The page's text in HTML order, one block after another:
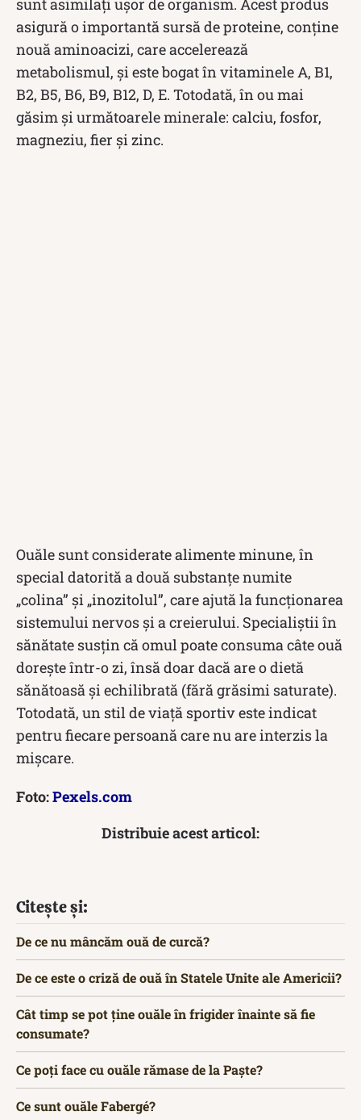
asigură o importantă sursă de proteine, conţine
nouă aminoacizi, care accelerează
metabolismul, și este bogat în vitaminele A, B1,
B2, B5, B6, B9, B12, D, E. Totodată, în ou mai
găsim și următoarele minerale: calciu, fosfor,
magneziu, fier şi zinc.
Ouăle sunt considerate alimente minune, în
special datorită a două substanțe numite
„colina” şi „inozitolul”, care ajută la funcţionarea
sistemului nervos şi a creierului. Specialiștii în
sănătate susțin că omul poate consuma câte ouă
dorește într-o zi, însă doar dacă are o dietă
sănătoasă şi echilibrată (fără grăsimi saturate).
Totodată, un stil de viață sportiv este indicat
pentru fiecare persoană care nu are interzis la
mișcare.
Foto:Pexels.com
Distribuie acest articol:
Citește și:
De ce nu mâncăm ouă de curcă?
De ce este o criză de ouă în Statele Unite ale Americii?
Cât timp se pot ține ouăle în frigider înainte să fie
consumate?
Ce poți face cu ouăle rămase de la Paște?
Ce sunt ouăle Fabergé?